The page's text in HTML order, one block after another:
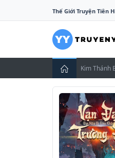
Thế Giới Truyện Tiên
Kim Thánh